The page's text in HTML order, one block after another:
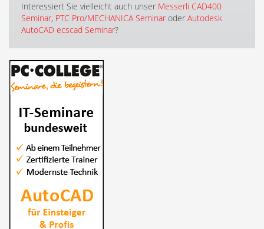
Interessiert Sie vielleicht auch unser Messerli CAD400
Seminar, PTC Pro/MECHANICA Seminar oder Autodesk
AutoCAD ecscad Seminar?